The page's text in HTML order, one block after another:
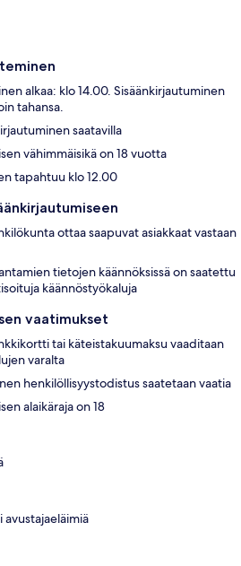
alkaa: klo 14.00. Sisäänkirjautuminen
tahansa.
saatavilla
vähimmäisikä on 18 vuotta
tapahtuu klo 12.00
ottaa saapuvat asiakkaat vastaan
tietojen käännöksissä on saatettu
käännöstyökaluja
vaatimukset
tai käteistakuumaksu vaaditaan
varalta
henkilöllisyystodistus saatetaan vaatia
alaikäraja on 18
avustajaeläimiä